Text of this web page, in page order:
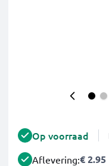
Op voorraad
Aflevering:€ 2.95